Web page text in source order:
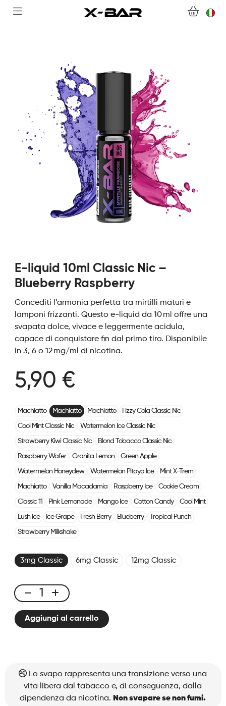
COLLECTIONS
CONTATTACI
DOMANDE FREQUENTI
DIVENTA UN GROSSISTA X-BAR
IL MIO ACCOUNT
E-liquid 10ml Classic Nic –
Blueberry Raspberry
Concediti l’armonia perfetta tra mirtilli maturi e
lamponi frizzanti. Questo e-liquid da 10 ml offre una
svapata dolce, vivace e leggermente acidula,
capace di conquistare fin dal primo tiro. Disponibile
in 3, 6 o 12 mg/ml di nicotina.
5,90 €
Machiatto Machiatto Machiatto Fizzy Cola Classic Nic
Cool Mint Classic Nic Watermelon Ice Classic Nic
Strawberry Kiwi Classic Nic Blond Tobacco Classic Nic
Raspberry Wafer Granita Lemon Green Apple
Watermelon Honeydew Watermelon Pitaya Ice Mint X-Trem
Machiatto Vanilla Macadamia Raspberry Ice Cookie Cream
Classic 11 Pink Lemonade Mango Ice Cotton Candy Cool Mint
Lush Ice Ice Grape Fresh Berry Blueberry Tropical Punch
Strawberry Milkshake
3mg Classic 6mg Classic 12mg Classic
E-
liquid
10ml
Blueberry
Raspberry
quantità
Aggiungi al carrello
Lo svapo rappresenta una transizione verso una
vita libera dal tabacco e, di conseguenza, dalla
dipendenza da nicotina. Non svapare se non fumi.